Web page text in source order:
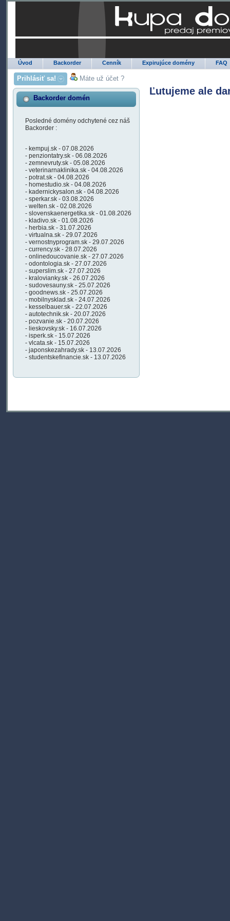
Úvod Backorder Cenník Expirujúce domény FAQ
Prihlásiť sa! Máte už účet ?
Backorder domén
Posledné domény odchytené cez náš
Backorder :
- kempuj.sk - 07.08.2026
- penziontatry.sk - 06.08.2026
- zemnevruty.sk - 05.08.2026
- veterinarnaklinika.sk - 04.08.2026
- potrat.sk - 04.08.2026
- homestudio.sk - 04.08.2026
- kadernickysalon.sk - 04.08.2026
- sperkar.sk - 03.08.2026
- welten.sk - 02.08.2026
- slovenskaenergetika.sk - 01.08.2026
- kladivo.sk - 01.08.2026
- herbia.sk - 31.07.2026
- virtualna.sk - 29.07.2026
- vernostnyprogram.sk - 29.07.2026
- currency.sk - 28.07.2026
- onlinedoucovanie.sk - 27.07.2026
- odontologia.sk - 27.07.2026
- superslim.sk - 27.07.2026
- kralovianky.sk - 26.07.2026
- sudovesauny.sk - 25.07.2026
- goodnews.sk - 25.07.2026
- mobilnysklad.sk - 24.07.2026
- kesselbauer.sk - 22.07.2026
- autotechnik.sk - 20.07.2026
- pozvanie.sk - 20.07.2026
- lieskovsky.sk - 16.07.2026
- isperk.sk - 15.07.2026
- vlcata.sk - 15.07.2026
- japonskezahrady.sk - 13.07.2026
- studentskefinancie.sk - 13.07.2026
Ľutujeme ale